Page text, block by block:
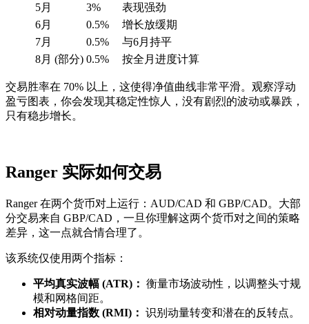
5月
3%
表现强劲
6月
0.5%
增长放缓期
7月
0.5%
与6月持平
8月 (部分) 0.5% 按全月进度计算
交易胜率在 70% 以上，这使得净值曲线非常平滑。观察浮动
盈亏图表，你会发现其稳定性惊人，没有剧烈的波动或暴跌，
只有稳步增长。
Ranger 实际如何交易
Ranger 在两个货币对上运行：AUD/CAD 和 GBP/CAD。大部
分交易来自 GBP/CAD，一旦你理解这两个货币对之间的策略
差异，这一点就合情合理了。
该系统仅使用两个指标：
平均真实波幅 (ATR)： 衡量市场波动性，以调整头寸规
模和网格间距。
相对动量指数 (RMI)： 识别动量转变和潜在的反转点。